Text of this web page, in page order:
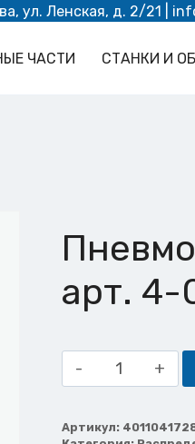
ул. Ленская, д. 2/21 |
ЧАСТИ СТАНКИ И
арт. 4-
Количество
товара
Артикул: